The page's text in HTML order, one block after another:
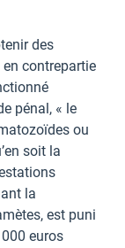
des
contrepartie
pénal, « le
ou
soit la
la
est puni
euros